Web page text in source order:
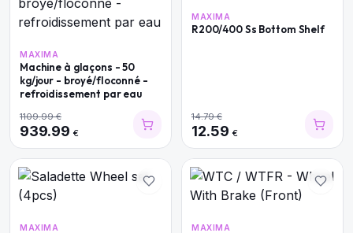
MAXIMA
Machine à glaçons - 50
kg/jour - broyé/floconné -
refroidissement par eau
1109.99€
939.99 €
MAXIMA
R200/400 Ss Bottom Shelf
14.79€
12.59 €
MAXIMA MAXIMA